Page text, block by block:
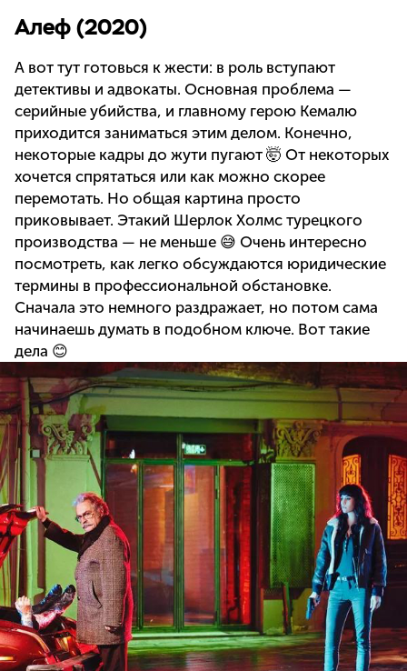
Алеф (2020)
А вот тут готовься к жести: в роль вступают
детективы и адвокаты. Основная проблема —
серийные убийства, и главному герою Кемалю
приходится заниматься этим делом. Конечно,
некоторые кадры до жути пугают 🤯 От некоторых
хочется спрятаться или как можно скорее
перемотать. Но общая картина просто
приковывает. Этакий Шерлок Холмс турецкого
производства — не меньше 😅 Очень интересно
посмотреть, как легко обсуждаются юридические
термины в профессиональной обстановке.
Сначала это немного раздражает, но потом сама
начинаешь думать в подобном ключе. Вот такие
дела 😊